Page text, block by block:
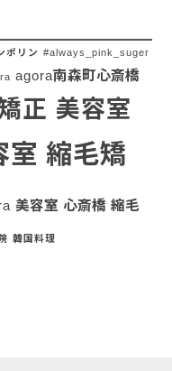
ポリン #always_pink_suger
agora南森町心斎橋
正 美容室
室 縮毛矯
美容室 心斎橋 縮毛
韓国料理